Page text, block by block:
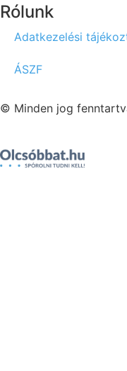
Rólunk
Adatkezelési
ÁSZF
© Minden jog